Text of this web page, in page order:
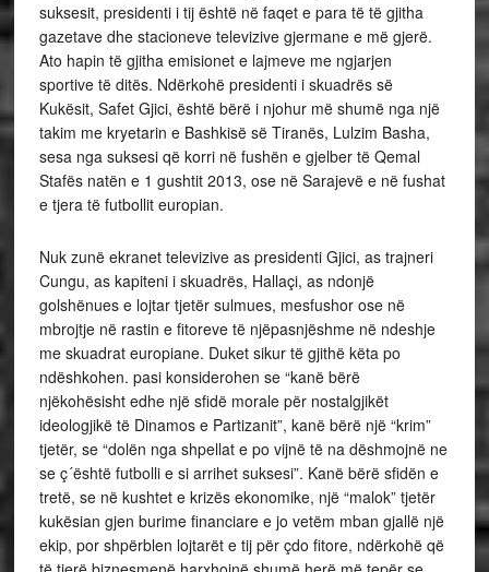
suksesit, presidenti i tij është në faqet e para të të gjitha
gazetave dhe stacioneve televizive gjermane e më gjerë.
Ato hapin të gjitha emisionet e lajmeve me ngjarjen
sportive të ditës. Ndërkohë presidenti i skuadrës së
Kukësit, Safet Gjici, është bërë i njohur më shumë nga një
takim me kryetarin e Bashkisë së Tiranës, Lulzim Basha,
sesa nga suksesi që korri në fushën e gjelber të Qemal
Stafës natën e 1 gushtit 2013, ose në Sarajevë e në fushat
e tjera të futbollit europian.
Nuk zunë ekranet televizive as presidenti Gjici, as trajneri
Cungu, as kapiteni i skuadrës, Hallaçi, as ndonjë
golshënues e lojtar tjetër sulmues, mesfushor ose në
mbrojtje në rastin e fitoreve të njëpasnjëshme në ndeshje
me skuadrat europiane. Duket sikur të gjithë këta po
ndëshkohen. pasi konsiderohen se “kanë bërë
njëkohësisht edhe një sfidë morale për nostalgjikët
ideologjikë të Dinamos e Partizanit”, kanë bërë një “krim”
tjetër, se “dolën nga shpellat e po vijnë të na dëshmojnë ne
se ç´është futbolli e si arrihet suksesi”. Kanë bërë sfidën e
tretë, se në kushtet e krizës ekonomike, një “malok” tjetër
kukësian gjen burime financiare e jo vetëm mban gjallë një
ekip, por shpërblen lojtarët e tij për çdo fitore, ndërkohë që